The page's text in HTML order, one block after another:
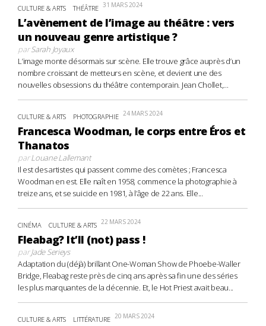
CULTURE & ARTS THÉÂTRE 31 MARS 2024
L’avènement de l’image au théâtre : vers
un nouveau genre artistique ?
parSarah Joyaux
L’image monte désormais sur scène. Elle trouve grâce auprès d’un
nombre croissant de metteurs en scène, et devient une des
nouvelles obsessions du théâtre contemporain. Jean Chollet,...
CULTURE & ARTS PHOTOGRAPHIE 24 MARS 2024
Francesca Woodman, le corps entre Éros et
Thanatos
parLouane Lallemant
Il est des artistes qui passent comme des comètes ; Francesca
Woodman en est. Elle naît en 1958, commence la photographie à
treize ans, et se suicide en 1981, à l’âge de 22 ans. Elle...
CINÉMA CULTURE & ARTS 22 MARS 2024
Fleabag? It’ll (not) pass !
parJade Serieys
Adaptation du (déjà) brillant One-Woman Show de Phoebe-Waller
Bridge, Fleabag reste près de cinq ans après sa fin une des séries
les plus marquantes de la décennie. Et, le Hot Priest avait beau...
CULTURE & ARTS LITTÉRATURE 20 MARS 2024